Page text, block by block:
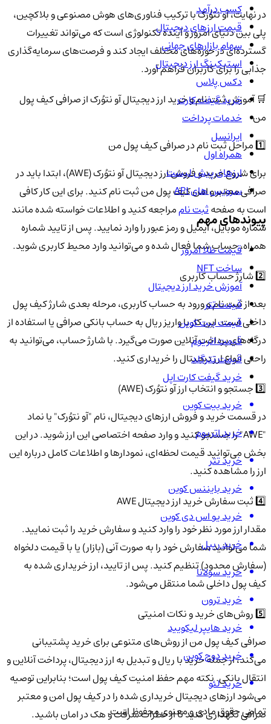
در نهایت، آو نتوُرک با ترکیب فناوری‌های هوش مصنوعی و بلاکچین،
پلی بین دنیای امروز و آینده تکنولوژی است که می‌تواند تغییرات
گسترده‌ای در حوزه‌های مختلف ایجاد کند و فرصت‌های سرمایه‌گذاری
جذابی را برای کاربران فراهم آورد.
🛒 آموزش ثبت نام و خرید ارز دیجیتال آو نتوُرک از صرافی کیف پول
من
1️⃣ مراحل ثبت نام در صرافی کیف پول من
برای شروع خرید و فروش ارز دیجیتال آو نتوُرک (AWE)، ابتدا باید در
صرافی معتبر و امن کیف پول من ثبت نام کنید. برای این کار کافی
است به صفحهثبت ناممراجعه کنید و اطلاعات خواسته شده مانند
شماره موبایل، ایمیل و رمز عبور را وارد نمایید. پس از تایید شماره
همراه، حساب شما فعال شده و می‌توانید وارد محیط کاربری شوید.
2️⃣ شارژ حساب کاربری
بعد از ثبت نام و ورود به حساب کاربری، مرحله بعدی شارژ کیف پول
داخلی است. این کار با واریز ریال به حساب بانکی صرافی یا استفاده از
درگاه‌های پرداخت آنلاین صورت می‌گیرد. با شارژ حساب، می‌توانید به
راحتی انواع ارز دیجیتال را خریداری کنید.
3️⃣ جستجو و انتخاب ارز آو نتوُرک (AWE)
در قسمت خرید و فروش ارزهای دیجیتال، نام "آو نتوُرک" یا نماد
"AWE" را جستجو کنید و وارد صفحه اختصاصی این ارز شوید. در این
بخش می‌توانید قیمت لحظه‌ای، نمودارها و اطلاعات کامل درباره این
ارز را مشاهده کنید.
4️⃣ ثبت سفارش خرید ارز دیجیتال AWE
مقدار ارز مورد نظر خود را وارد کنید و سفارش خرید را ثبت نمایید.
شما می‌توانید سفارش خود را به صورت آنی (بازار) یا با قیمت دلخواه
(سفارش محدود) تنظیم کنید. پس از تایید، ارز خریداری شده به
کیف پول داخلی شما منتقل می‌شود.
5️⃣ روش‌های خرید و نکات امنیتی
صرافی کیف پول من از روش‌های متنوعی برای خرید پشتیبانی
می‌کند، از جمله خرید با ریال و تبدیل به ارز دیجیتال، پرداخت آنلاین و
انتقال بانکی. نکته مهم حفظ امنیت کیف پول است؛ بنابراین توصیه
می‌شود ارزهای دیجیتال خریداری شده را در کیف پول امن و معتبر
صرافی نگهداری کنید تا از خطرات سرقت و هک در امان باشید.
کسب درآمد
قیمت ارزهای دیجیتال
سهام بازارهای جهانی
استیکینگ ارز دیجیتال
دکس پلاس
خرید گیفت کارت
خدمات پرداخت
ایرانسل
همراه اول
ارزهای پیش لیست
سرویس های API
پیوندهای مهم
قیمت طلا امروز
ساخت NFT
آموزش خرید ارز دیجیتال
قیمت تتر
قیمت بیت کوین
قیمت اتریوم
قیمت تترگلد
خرید گیفت کارت اپل
خرید بیت کوین
خرید اتریوم
خرید تتر
خرید بایننس کوین
خرید یو اس دی کوین
خرید ریپل
خرید سولانا
خرید ترون
خرید هایپر لیکویید
خرید دوج کوین
خرید لئو
تمامی حقوق مادی و معنوی محفوظ است.